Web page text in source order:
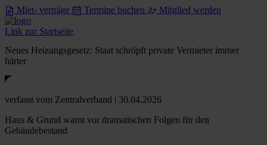
Miet- verträge Termine buchen Mitglied werden
Link zur Startseite
Neues Heizungsgesetz: Staat schröpft private Vermieter immer
härter
verfasst vom Zentralverband | 30.04.2026
Haus & Grund warnt vor dramatischen Folgen für den
Gebäudebestand